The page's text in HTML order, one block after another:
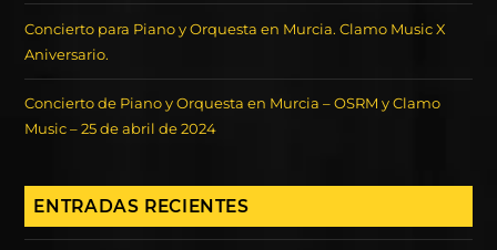
Concierto para Piano y Orquesta en Murcia. Clamo Music X
Aniversario.
Concierto de Piano y Orquesta en Murcia – OSRM y Clamo
Music – 25 de abril de 2024
ENTRADAS RECIENTES